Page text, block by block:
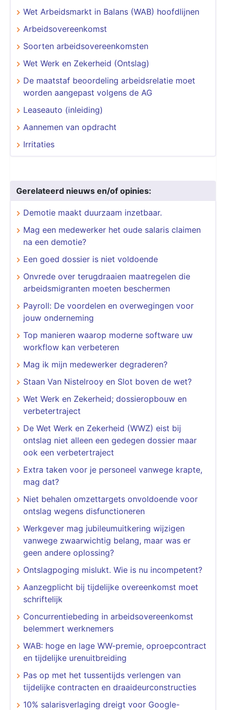
Wet Arbeidsmarkt in Balans (WAB) hoofdlijnen
Arbeidsovereenkomst
Soorten arbeidsovereenkomsten
Wet Werk en Zekerheid (Ontslag)
De maatstaf beoordeling arbeidsrelatie moet
worden aangepast volgens de AG
Leaseauto (inleiding)
Aannemen van opdracht
Irritaties
Gerelateerd nieuws en/of opinies:
Demotie maakt duurzaam inzetbaar.
Mag een medewerker het oude salaris claimen
na een demotie?
Een goed dossier is niet voldoende
Onvrede over terugdraaien maatregelen die
arbeidsmigranten moeten beschermen
Payroll: De voordelen en overwegingen voor
jouw onderneming
​​​​​​​Top manieren waarop moderne software uw
workflow kan verbeteren
Mag ik mijn medewerker degraderen?
Staan Van Nistelrooy en Slot boven de wet?
Wet Werk en Zekerheid; dossieropbouw en
verbetertraject
De Wet Werk en Zekerheid (WWZ) eist bij
ontslag niet alleen een gedegen dossier maar
ook een verbetertraject
Extra taken voor je personeel vanwege krapte,
mag dat?
Niet behalen omzettargets onvoldoende voor
ontslag wegens disfunctioneren
Werkgever mag jubileumuitkering wijzigen
vanwege zwaarwichtig belang, maar was er
geen andere oplossing?
Ontslagpoging mislukt. Wie is nu incompetent?
Aanzegplicht bij tijdelijke overeenkomst moet
schriftelijk
Concurrentiebeding in arbeidsovereenkomst
belemmert werknemers
WAB: hoge en lage WW-premie, oproepcontract
en tijdelijke urenuitbreiding
Pas op met het tussentijds verlengen van
tijdelijke contracten en draaideurconstructies
10% salarisverlaging dreigt voor Google-